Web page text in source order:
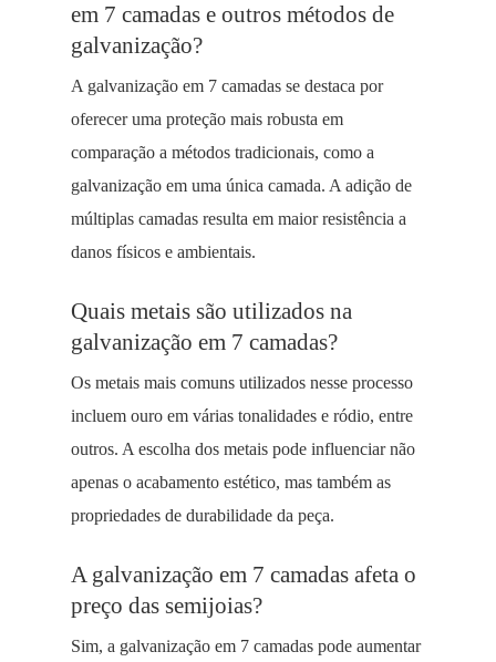
em 7 camadas e outros métodos de
galvanização?
A galvanização em 7 camadas se destaca por
oferecer uma proteção mais robusta em
comparação a métodos tradicionais, como a
galvanização em uma única camada. A adição de
múltiplas camadas resulta em maior resistência a
danos físicos e ambientais.
Quais metais são utilizados na
galvanização em 7 camadas?
Os metais mais comuns utilizados nesse processo
incluem ouro em várias tonalidades e ródio, entre
outros. A escolha dos metais pode influenciar não
apenas o acabamento estético, mas também as
propriedades de durabilidade da peça.
A galvanização em 7 camadas afeta o
preço das semijoias?
Sim, a galvanização em 7 camadas pode aumentar